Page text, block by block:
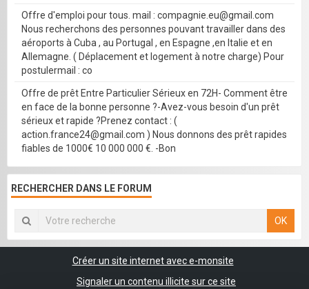
Offre d'emploi pour tous. mail : compagnie.eu@gmail.com
Nous recherchons des personnes pouvant travailler dans des
aéroports à Cuba , au Portugal , en Espagne ,en Italie et en
Allemagne. ( Déplacement et logement à notre charge) Pour
postulermail : co
Offre de prêt Entre Particulier Sérieux en 72H- Comment être
en face de la bonne personne ?-Avez-vous besoin d'un prêt
sérieux et rapide ?Prenez contact : (
action.france24@gmail.com ) Nous donnons des prêt rapides
fiables de 1000€ 10 000 000 €. -Bon
RECHERCHER DANS LE FORUM
OK
Créer un site internet avec e-monsite
Signaler un contenu illicite sur ce site